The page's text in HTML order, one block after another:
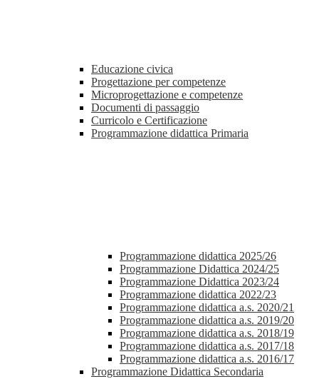
Educazione civica
Progettazione per competenze
Microprogettazione e competenze
Documenti di passaggio
Curricolo e Certificazione
Programmazione didattica Primaria
Programmazione didattica 2025/26
Programmazione Didattica 2024/25
Programmazione Didattica 2023/24
Programmazione didattica 2022/23
Programmazione didattica a.s. 2020/21
Programmazione didattica a.s. 2019/20
Programmazione didattica a.s. 2018/19
Programmazione didattica a.s. 2017/18
Programmazione didattica a.s. 2016/17
Programmazione Didattica Secondaria